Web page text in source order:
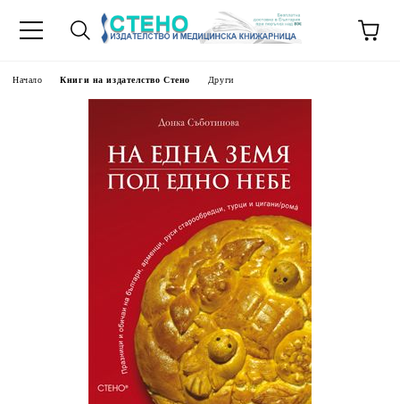
Начало Книги на издателство Стено Други